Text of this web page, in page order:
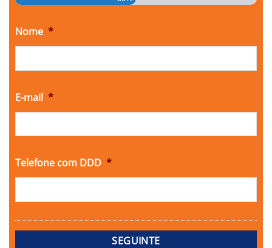
Nome *
E-mail *
Telefone com DDD *